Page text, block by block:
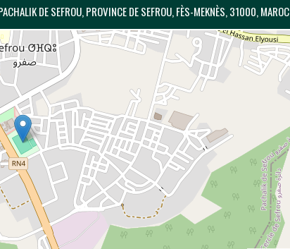
DE SEFROU, PROVINCE DE SEFROU, FÈS-MEKNÈS, 31000, MAROC